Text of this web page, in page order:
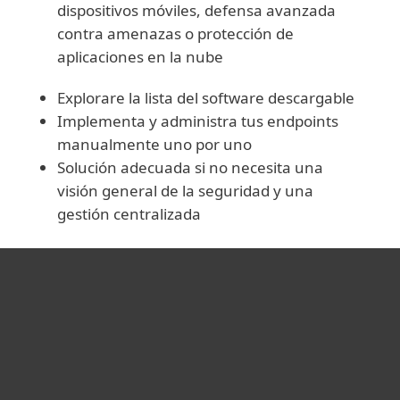
dispositivos móviles, defensa avanzada
contra amenazas o protección de
aplicaciones en la nube
Explorare la lista del software descargable
Implementa y administra tus endpoints
manualmente uno por uno
Solución adecuada si no necesita una
visión general de la seguridad y una
gestión centralizada